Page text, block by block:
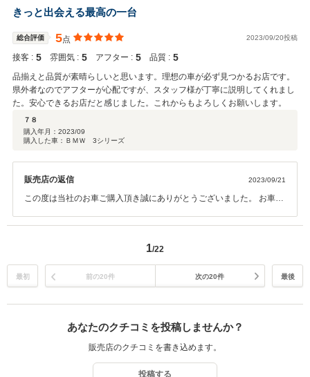
後共よろしくお願いいたします。 担当より
きっと出会える最高の一台
総合評価 5点 2023/09/20投稿
接客 : 5 雰囲気 : 5 アフター : 5 品質 : 5
品揃えと品質が素晴らしいと思います。理想の車が必ず見つかるお店です。
県外者なのでアフターが心配ですが、スタッフ様が丁寧に説明してくれまし
た。安心できるお店だと感じました。これからもよろしくお願いします。
７８
購入年月： 2023/09
購入した車：ＢＭＷ 3シリーズ
販売店の返信 2023/09/21
この度は当社のお車ご購入頂き誠にありがとうございました。 お車選
ございますが、お困りの際は遠慮なくお申し付けくださいませ。 今後
1/22
最初 前の20件 次の20件 最後
あなたのクチコミを投稿しませんか？
販売店のクチコミを書き込めます。
投稿する